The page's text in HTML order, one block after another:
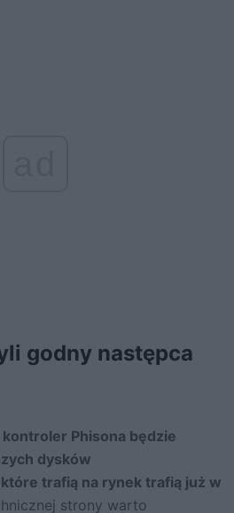
godny następca
Phisona będzie
dysków
trafią na rynek trafią już w
strony warto